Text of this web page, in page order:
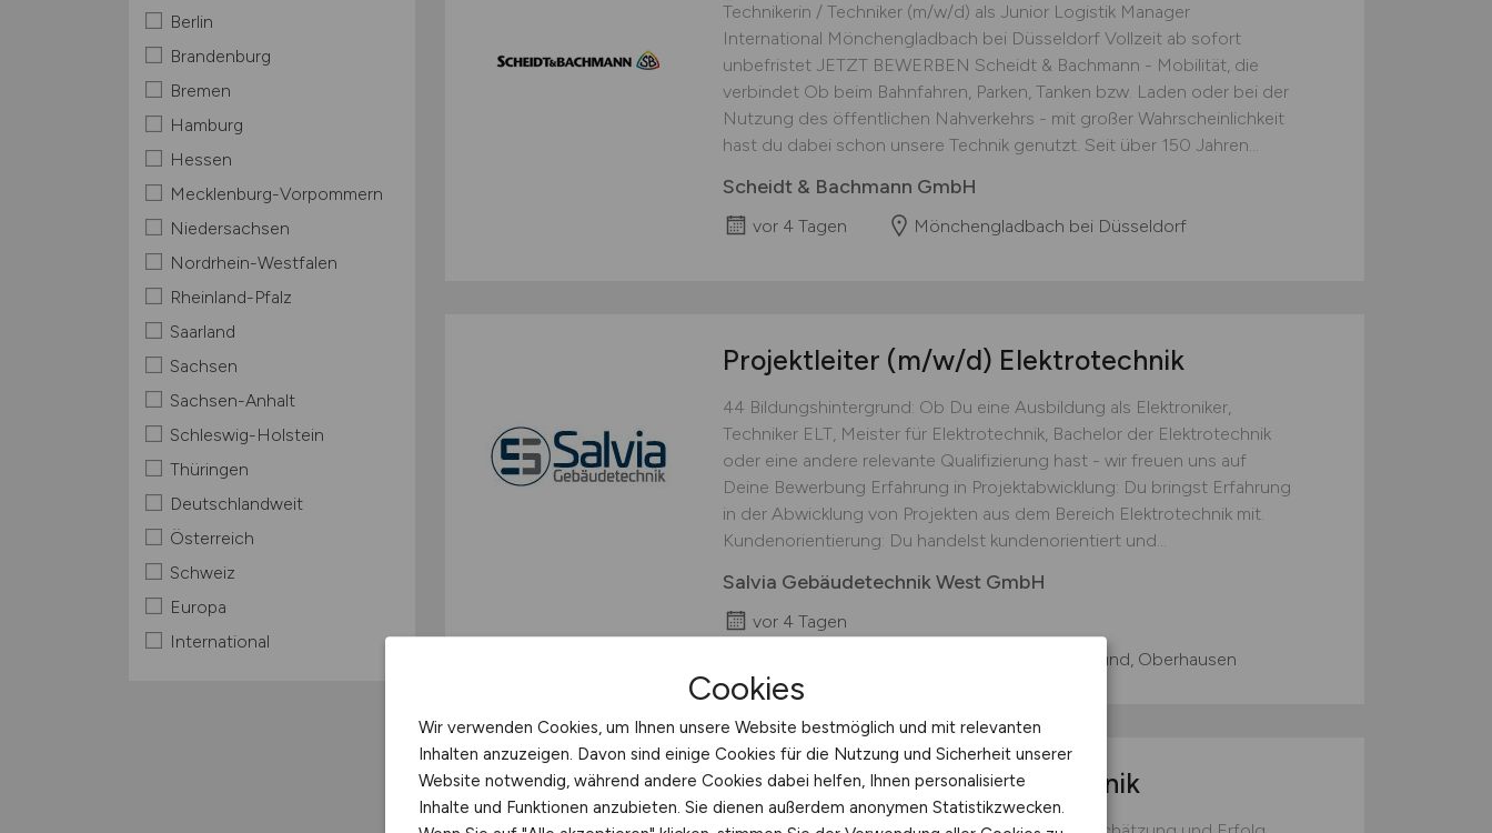
Berlin
Brandenburg
Bremen
Hamburg
Hessen
Mecklenburg-Vorpommern
Niedersachsen
Nordrhein-Westfalen
Rheinland-Pfalz
Saarland
Sachsen
Sachsen-Anhalt
Schleswig-Holstein
Thüringen
Deutschlandweit
Österreich
Schweiz
Europa
International
Technikerin / Techniker (m/w/d) als Junior Logistik Manager
International Mönchengladbach bei Düsseldorf Vollzeit ab sofort
unbefristet JETZT BEWERBEN Scheidt & Bachmann - Mobilität, die
verbindet Ob beim Bahnfahren, Parken, Tanken bzw. Laden oder bei der
Nutzung des öffentlichen Nahverkehrs - mit großer Wahrscheinlichkeit
hast du dabei schon unsere Technik genutzt. Seit über 150 Jahren...
Scheidt & Bachmann GmbH
vor 4 Tagen Mönchengladbach bei Düsseldorf
Projektleiter (m/w/d) Elektrotechnik
44 Bildungshintergrund: Ob Du eine Ausbildung als Elektroniker,
Techniker ELT, Meister für Elektrotechnik, Bachelor der Elektrotechnik
oder eine andere relevante Qualifizierung hast - wir freuen uns auf
Deine Bewerbung Erfahrung in Projektabwicklung: Du bringst Erfahrung
in der Abwicklung von Projekten aus dem Bereich Elektrotechnik mit.
Kundenorientierung: Du handelst kundenorientiert und...
Salvia Gebäudetechnik West GmbH
vor 4 Tagen
Borken, Essen, Düsseldorf, Duisburg, Dortmund, Oberhausen
Bauleiter(m/w/d)Elektrotechnik
Cookies
Wir verwenden Cookies, um Ihnen unsere Website bestmöglich und mit relevanten
Inhalten anzuzeigen. Davon sind einige Cookies für die Nutzung und Sicherheit unserer
Website notwendig, während andere Cookies dabei helfen, Ihnen personalisierte
Inhalte und Funktionen anzubieten. Sie dienen außerdem anonymen Statistikzwecken.